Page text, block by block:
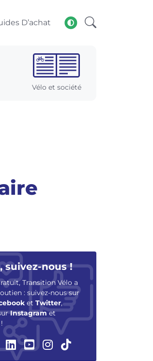
D’achat
Vélo et société
suivez-nous !
Transition Vélo a
: suivez-nous sur
et Twitter,
Instagramet